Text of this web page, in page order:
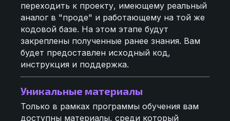
переходить к проекту, имеющему реальный
аналог в "проде" и работающему на той же
кодовой базе. На этом этапе будут
закреплены полученные ранее знания. Вам
будет предоставлен исходный код,
инструкция и поддержка.
Уникальные материалы
Только в рамках программы обучения вам
доступны материалы, среди который